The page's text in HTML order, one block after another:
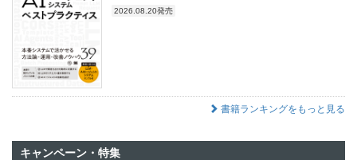
2026.08.20発売
書籍ランキングをもっと見る
キャンペーン・特集